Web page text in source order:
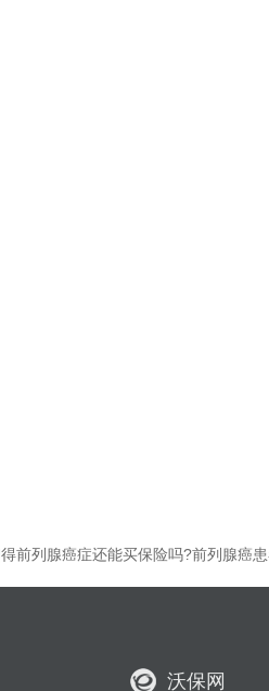
得前列腺癌症还能买保险吗?前列腺癌
沃保网